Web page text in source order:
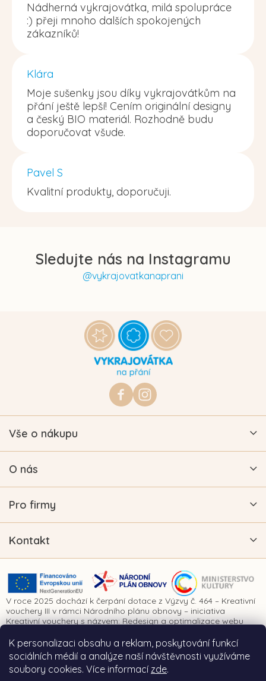
K personalizaci obsahu a reklam, poskytování funkcí
sociálních médií a analýze naší návštěvnosti využíváme
soubory cookies. Více informací zde.
Nádherná vykrajovátka, milá spolupráce
:) přeji mnoho dalších spokojených
zákazníků!
Klára
Moje sušenky jsou díky vykrajovátkům na
přání ještě lepší! Cením originální designy
a český BIO materiál. Rozhodně budu
doporučovat všude.
Pavel S
Kvalitní produkty, doporučuji.
Sledujte nás na Instagramu
@vykrajovatkanaprani
https://www.facebook.com/
vykrajovatkanaprani.cz
Vše o nákupu
O nás
Pro firmy
Kontakt
V roce 2025 dochází k čerpání dotace z Výzvy č. 464 – Kreativní
vouchery III v rámci Národního plánu obnovy – iniciativa
Kreativní vouchery s názvem: Redesign a optimalizace webu
spoluúčasti Evropské unie prostřednictvím Národního plánu
obnovy a Ministerstva kultury České republiky.